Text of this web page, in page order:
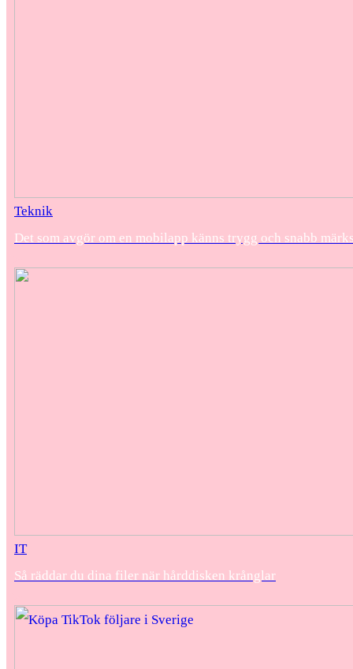
Teknik
Det som avgör om en mobilapp känns trygg och snabb
IT
Så räddar du dina filer när hårddisken krånglar